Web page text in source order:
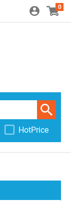
0
HotPrice